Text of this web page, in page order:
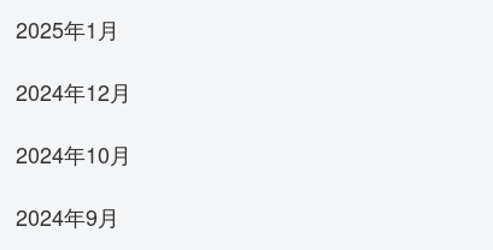
2025年1月
2024年12月
2024年10月
2024年9月